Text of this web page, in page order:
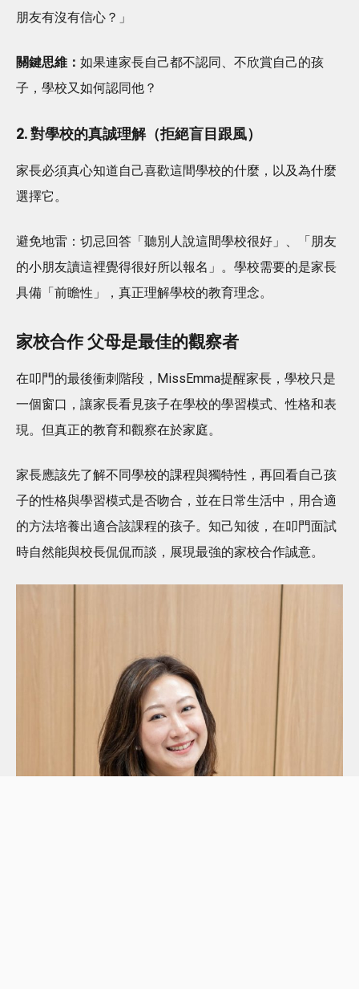
朋友有沒有信心？」
關鍵思維： 如果連家長自己都不認同、不欣賞自己的孩
子，學校又如何認同他？
2. 對學校的真誠理解（拒絕盲目跟風）
家長必須真心知道自己喜歡這間學校的什麼，以及為什麼
選擇它。
避免地雷：切忌回答「聽別人說這間學校很好」、「朋友
的小朋友讀這裡覺得很好所以報名」。學校需要的是家長
具備「前瞻性」，真正理解學校的教育理念。
家校合作 父母是最佳的觀察者
在叩門的最後衝刺階段，MissEmma提醒家長，學校只是
一個窗口，讓家長看見孩子在學校的學習模式、性格和表
現。但真正的教育和觀察在於家庭。
家長應該先了解不同學校的課程與獨特性，再回看自己孩
子的性格與學習模式是否吻合，並在日常生活中，用合適
的方法培養出適合該課程的孩子。知己知彼，在叩門面試
時自然能與校長侃侃而談，展現最強的家校合作誠意。